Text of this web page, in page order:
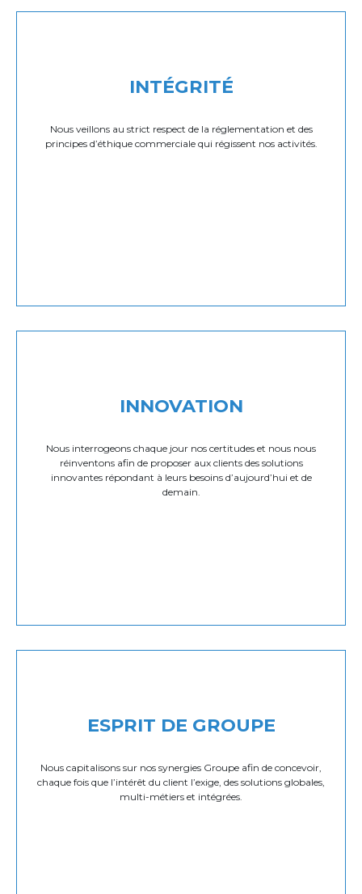
INTÉGRITÉ
Nous veillons au strict respect de la réglementation et des
principes d’éthique commerciale qui régissent nos activités.
INNOVATION
Nous interrogeons chaque jour nos certitudes et nous nous
réinventons afin de proposer aux clients des solutions
innovantes répondant à leurs besoins d’aujourd’hui et de
demain.
ESPRIT DE GROUPE
Nous capitalisons sur nos synergies Groupe afin de concevoir,
chaque fois que l’intérêt du client l’exige, des solutions globales,
multi-métiers et intégrées.